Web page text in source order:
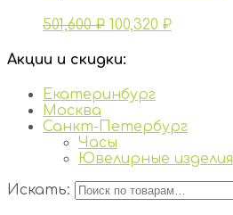
501,600₽ 100,320 ₽
Акции и скидки:
Екатеринбург
Москва
Санкт-Петербург
Часы
Ювелирные изделия
Искать: